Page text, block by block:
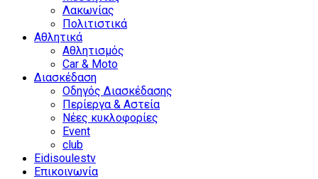
Λακωνίας
Πολιτιστικά
Αθλητικά
Αθλητισμός
Car & Moto
Διασκέδαση
Οδηγός Διασκέδασης
Περίεργα & Αστεία
Νέες κυκλοφορίες
Event
club
Eidisoulestv
Επικοινωνία